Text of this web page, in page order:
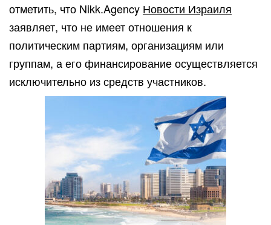
отметить, что Nikk.Agency Новости Израиля
заявляет, что не имеет отношения к
политическим партиям, организациям или
группам, а его финансирование осуществляется
исключительно из средств участников.